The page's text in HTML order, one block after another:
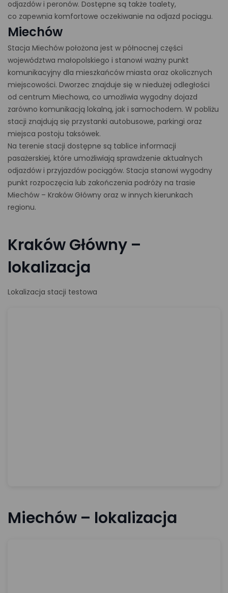
odjazdów i peronów. Dostępne są także toalety,
co zapewnia komfortowe oczekiwanie na odjazd pociągu.
Miechów
Stacja Miechów położona jest w północnej części
województwa małopolskiego i stanowi ważny punkt
komunikacyjny dla mieszkańców miasta oraz okolicznych
miejscowości. Dworzec znajduje się w niedużej odległości
od centrum Miechowa, co umożliwia wygodny dojazd
zarówno komunikacją lokalną, jak i samochodem. W pobliżu
stacji znajdują się przystanki autobusowe, parkingi oraz
miejsca postoju taksówek.
Na terenie stacji dostępne są tablice informacji
pasażerskiej, które umożliwiają sprawdzenie aktualnych
odjazdów i przyjazdów pociągów. Stacja stanowi wygodny
punkt rozpoczęcia lub zakończenia podróży na trasie
Miechów – Kraków Główny oraz w innych kierunkach
regionu.
Kraków Główny –
lokalizacja
Lokalizacja stacji testowa
Miechów – lokalizacja